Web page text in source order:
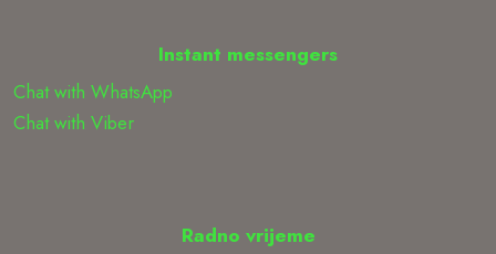
Instant messengers
Chat with WhatsApp
Chat with Viber
Radno vrijeme